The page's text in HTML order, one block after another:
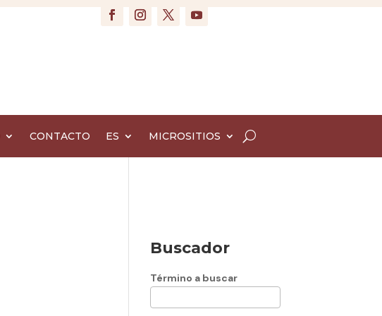
CONTACTO ES MICROSITIOS
Buscador
Término a buscar